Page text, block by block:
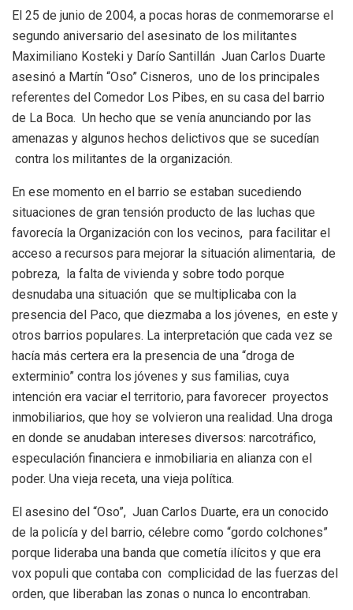
El 25 de junio de 2004, a pocas horas de conmemorarse el
segundo aniversario del asesinato de los militantes
Maximiliano Kosteki y Darío Santillán Juan Carlos Duarte
asesinó a Martín “Oso” Cisneros, uno de los principales
referentes del Comedor Los Pibes, en su casa del barrio
de La Boca. Un hecho que se venía anunciando por las
amenazas y algunos hechos delictivos que se sucedían
contra los militantes de la organización.
En ese momento en el barrio se estaban sucediendo
situaciones de gran tensión producto de las luchas que
favorecía la Organización con los vecinos, para facilitar el
acceso a recursos para mejorar la situación alimentaria, de
pobreza, la falta de vivienda y sobre todo porque
desnudaba una situación que se multiplicaba con la
presencia del Paco, que diezmaba a los jóvenes, en este y
otros barrios populares. La interpretación que cada vez se
hacía más certera era la presencia de una “droga de
exterminio” contra los jóvenes y sus familias, cuya
intención era vaciar el territorio, para favorecer proyectos
inmobiliarios, que hoy se volvieron una realidad. Una droga
en donde se anudaban intereses diversos: narcotráfico,
especulación financiera e inmobiliaria en alianza con el
poder. Una vieja receta, una vieja política.
El asesino del “Oso”, Juan Carlos Duarte, era un conocido
de la policía y del barrio, célebre como “gordo colchones”
porque lideraba una banda que cometía ilícitos y que era
vox populi que contaba con complicidad de las fuerzas del
orden, que liberaban las zonas o nunca lo encontraban.